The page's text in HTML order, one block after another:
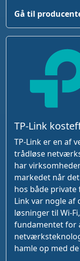
Gå til
TP-Link
TP-Link er en af
trådløse
har
markedet når
hos både private
Link var nogle af
løsninger til Wi-
fundamentet for
hamle op med